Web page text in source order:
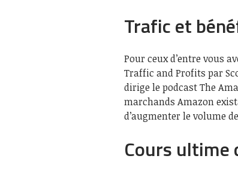
Trafic et
Pour ceux d’entre vous
Traffic and Profits par
dirige le podcast The
marchands Amazon
d’augmenter le volume
Cours ultime